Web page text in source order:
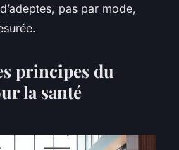
pas par mode,
principes du
la santé